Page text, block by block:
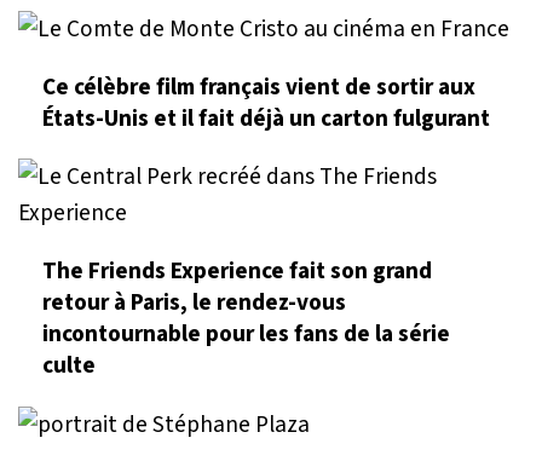
Ce célèbre film français vient de sortir aux
États-Unis et il fait déjà un carton fulgurant
The Friends Experience fait son grand
retour à Paris, le rendez-vous
incontournable pour les fans de la série
culte